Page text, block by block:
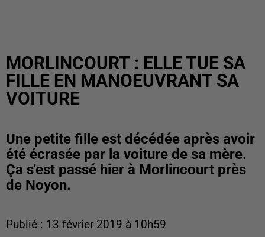
MORLINCOURT : ELLE TUE SA
FILLE EN MANOEUVRANT SA
VOITURE
Une petite fille est décédée après avoir
été écrasée par la voiture de sa mère.
Ça s'est passé hier à Morlincourt près
de Noyon.
Publié : 13 février 2019 à 10h59